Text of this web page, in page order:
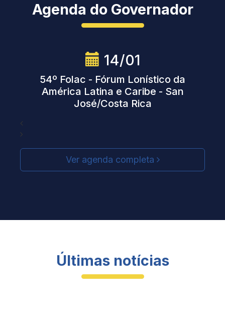
Agenda do Governador
14/01
54º Folac - Fórum Lonístico da
América Latina e Caribe - San
José/Costa Rica
Ver agenda completa
Últimas notícias